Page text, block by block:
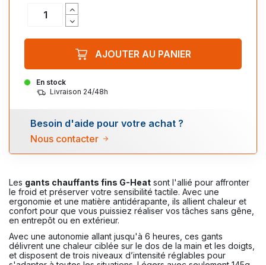
Les gants chauffants fins G-Heat sont l'allié pour affronter
le froid et préserver votre sensibilité tactile. Avec une
ergonomie et une matière antidérapante, ils allient chaleur et
confort pour que vous puissiez réaliser vos tâches sans gêne,
en entrepôt ou en extérieur.
Avec une autonomie allant jusqu'à 6 heures, ces gants
délivrent une chaleur ciblée sur le dos de la main et les doigts,
et disposent de trois niveaux d’intensité réglables pour
En stock
Livraison 24/48h
AJOUTER AU PANIER
Besoin d'aide pour votre achat ?
Nous contacter